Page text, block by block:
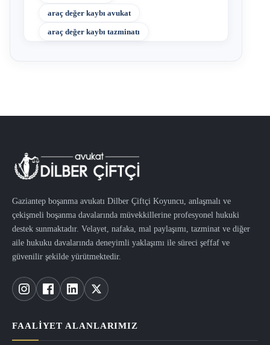
araç değer kaybı avukat
araç değer kaybı tazminatı
Gaziantep boşanma avukatı Dilber Çiftçi Koyuncu, anlaşmalı ve
çekişmeli boşanma davalarında müvekkillerine profesyonel hukuki
destek sunmaktadır. Velayet, nafaka, mal paylaşımı, tazminat ve diğer
aile hukuku davalarında deneyimli yaklaşımı ile süreci şeffaf ve
güvenilir şekilde yürütmektedir.
FAALIYET ALANLARIMIZ